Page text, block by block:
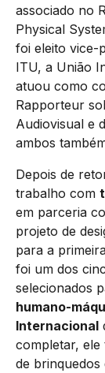
associado no
Physical
foi eleito vice-
ITU, a União
atuou como
Rapporteur
Audiovisual e
ambos
Depois de
trabalho com
em parceria
projeto de
para a
foi um dos
selecionados
humano-
Internacional
completar,
de